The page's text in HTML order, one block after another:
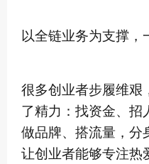
以全链业务为支撑，
很多创业者步履维艰
了精力：找资金、招
做品牌、搭流量，分
让创业者能够专注热